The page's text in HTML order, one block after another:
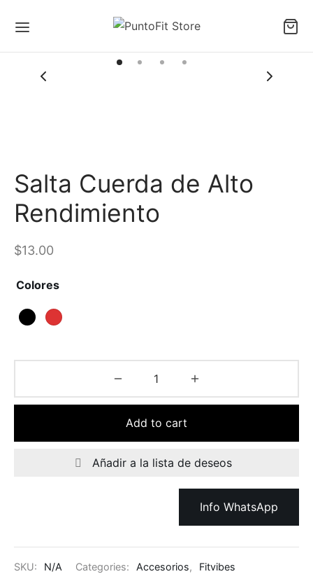
Salta Cuerda de Alto
Rendimiento
$13.00
Colores
Add to cart
Añadir a la lista de deseos
Info WhatsApp
SKU: N/A Categories: Accesorios, Fitvibes